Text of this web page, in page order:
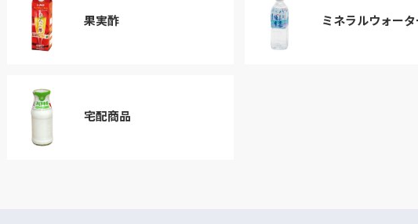
果実酢 ミネラルウォー
宅配商品